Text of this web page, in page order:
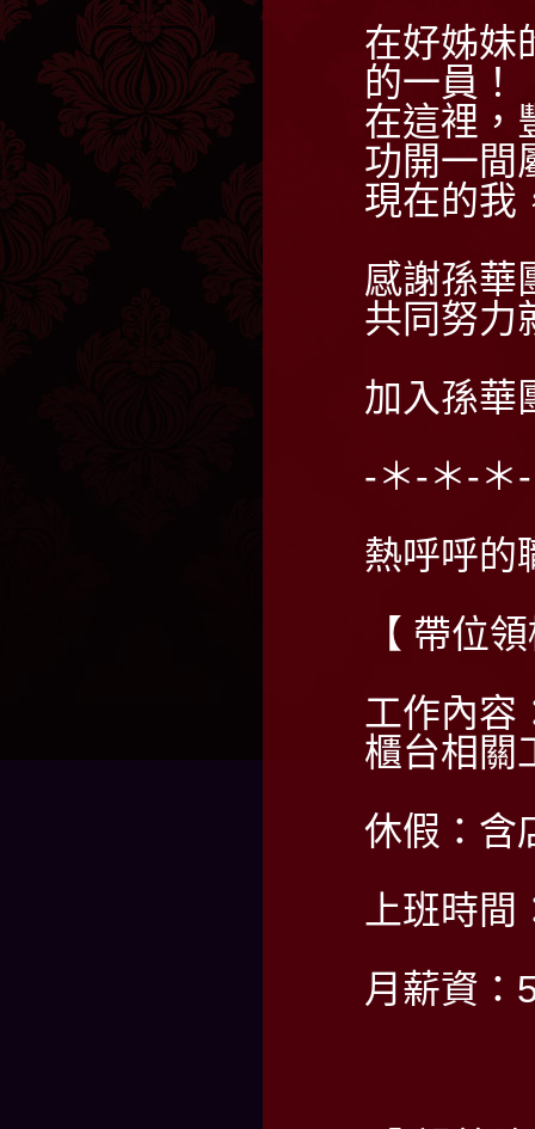
在好姊妹
的一員！
在這裡，
功開一間
現在的我
感謝孫華
共同努力
加入孫華
-＊-＊-＊
熱呼呼的
【 帶位
工作內容
櫃台相關
休假：含
上班時
月薪資：